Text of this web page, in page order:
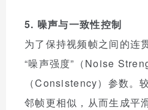
5. 噪声与一致性控制
为了保持视频帧之间的连
“噪声强度”（Noise
（Consistency）参数。
邻帧更相似，从而生成平